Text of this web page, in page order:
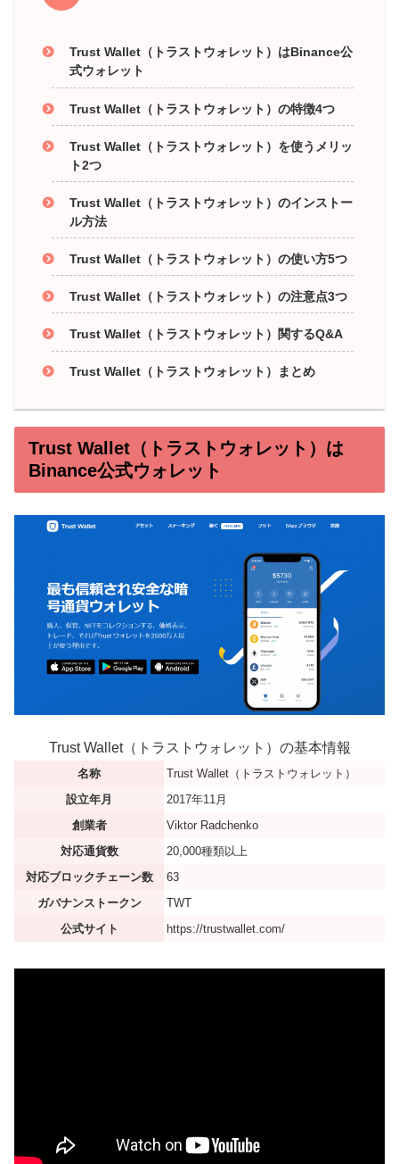
Trust Wallet（トラストウォレット）はBinance公
式ウォレット
Trust Wallet（トラストウォレット）の特徴4つ
Trust Wallet（トラストウォレット）を使うメリッ
ト2つ
Trust Wallet（トラストウォレット）のインストー
ル方法
Trust Wallet（トラストウォレット）の使い方5つ
Trust Wallet（トラストウォレット）の注意点3つ
Trust Wallet（トラストウォレット）関するQ&A
Trust Wallet（トラストウォレット）まとめ
Trust Wallet（トラストウォレット）は
Binance公式ウォレット
Trust Wallet（トラストウォレット）の基本情報
名称
Trust Wallet（トラストウォレット）
設立年月
2017年11月
創業者
Viktor Radchenko
対応通貨数
20,000種類以上
対応ブロックチェーン数
63
ガバナンストークン
TWT
公式サイト
https://trustwallet.com/